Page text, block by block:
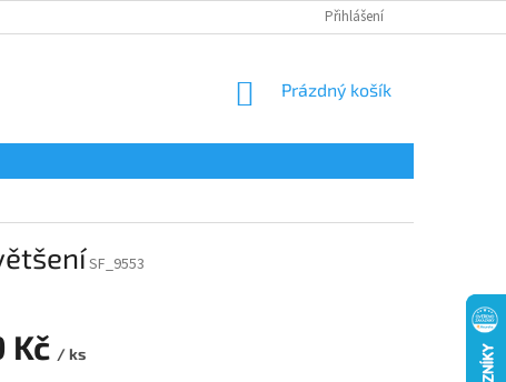
Přihlášení
NÁKUPNÍ
Prázdný košík
SF_9553
Kč / ks